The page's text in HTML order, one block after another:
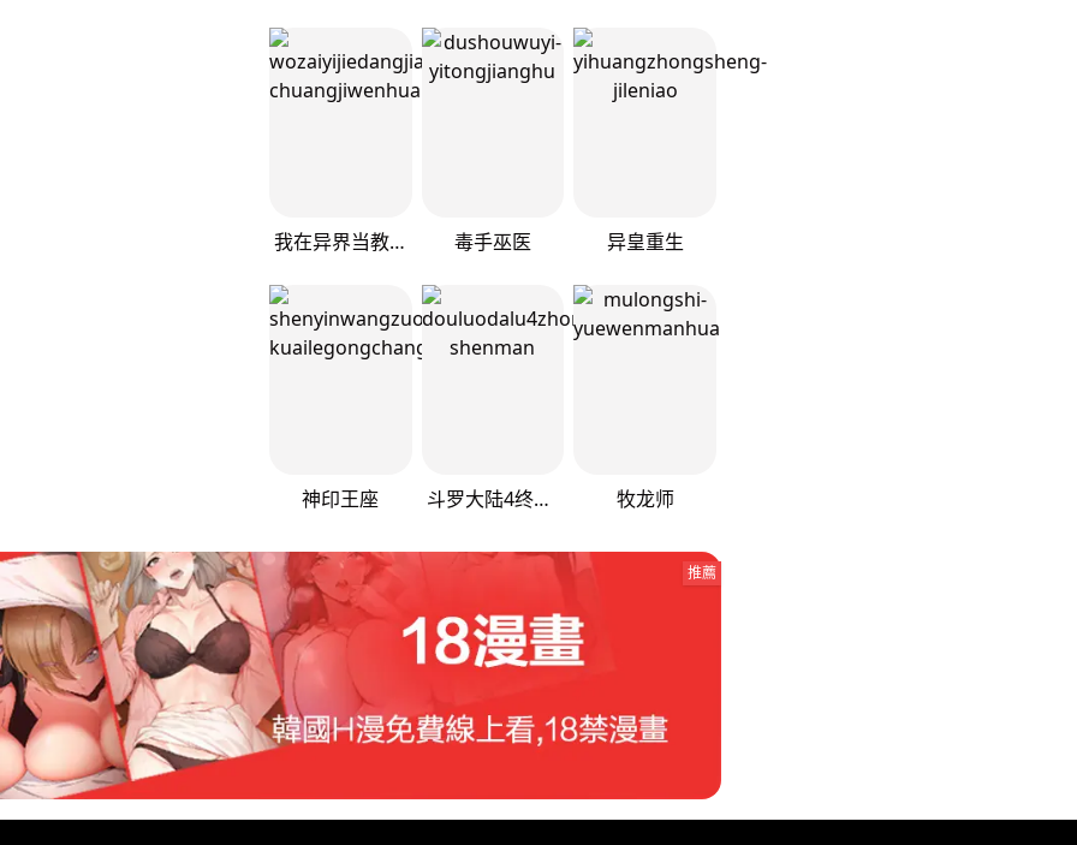
我在异界当教父 毒手巫医 异皇重生
神印王座 斗罗大陆4终极斗罗 牧龙师
推薦